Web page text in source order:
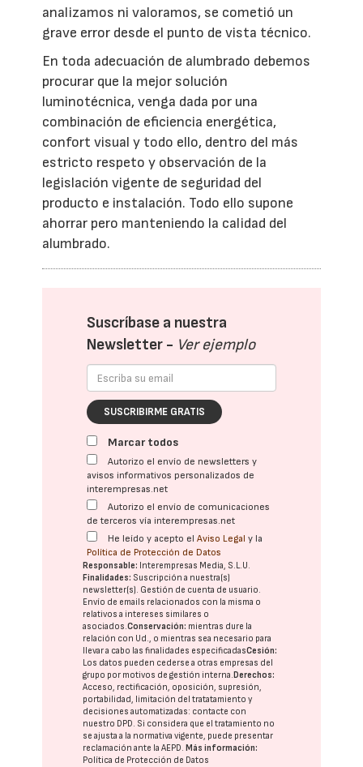
analizamos ni valoramos, se cometió un
grave error desde el punto de vista técnico.
En toda adecuación de alumbrado debemos
procurar que la mejor solución
luminotécnica, venga dada por una
combinación de eficiencia energética,
confort visual y todo ello, dentro del más
estricto respeto y observación de la
legislación vigente de seguridad del
producto e instalación. Todo ello supone
ahorrar pero manteniendo la calidad del
alumbrado.
Suscríbase a nuestra
Newsletter - Ver ejemplo
SUSCRIBIRME GRATIS
Marcar todos
Autorizo el envío de newsletters y
avisos informativos personalizados de
interempresas.net
Autorizo el envío de comunicaciones
de terceros vía interempresas.net
He leído y acepto elAviso Legal y la
Política de Protección de Datos
Responsable: Interempresas Media, S.L.U.
Finalidades: Suscripción a nuestra(s)
newsletter(s). Gestión de cuenta de usuario.
Envío de emails relacionados con la misma o
relativos a intereses similares o
asociados.Conservación: mientras dure la
relación con Ud., o mientras sea necesario para
llevar a cabo las finalidades especificadasCesión:
Los datos pueden cederse a otras empresas del
grupo por motivos de gestión interna. Derechos:
Acceso, rectificación, oposición, supresión,
portabilidad, limitación del tratatamiento y
decisiones automatizadas: contacte con
nuestro DPD. Si considera que el tratamiento no
se ajusta a la normativa vigente, puede presentar
reclamación ante laAEPD. Más información:
Política de Protección de Datos